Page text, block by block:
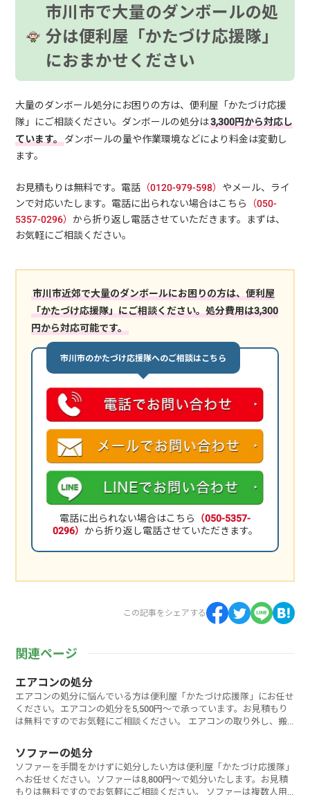
市川市で大量のダンボールの処
分は便利屋「かたづけ応援隊」
におまかせください
大量のダンボール処分にお困りの方は、便利屋「かたづけ応援
隊」にご相談ください。ダンボールの処分は3,300円から対応し
ています。ダンボールの量や作業環境などにより料金は変動し
ます。
お見積もりは無料です。電話 （0120-979-598） やメール、ライ
ンで対応いたします。電話に出られない場合はこちら （050-
5357-0296）から折り返し電話させていただきます。まずは、
お気軽にご相談ください。
市川市近郊で大量のダンボールにお困りの方は、便利屋
「かたづけ応援隊」にご相談ください。処分費用は3,300
円から対応可能です。
市川市のかたづけ応援隊へのご相談はこちら
電話に出られない場合はこちら （050-5357-
0296） から折り返し電話させていただきます。
この記事をシェアする
関連ページ
エアコンの処分
エアコンの処分に悩んでいる方は便利屋「かたづけ応援隊」にお任せ
ください。エアコンの処分を5,500円～で承っています。お見積もり
は無料ですのでお気軽にご相談ください。 エアコンの取り外し、搬
ソファーの処分
ソファーを手間をかけずに処分したい方は便利屋「かたづけ応援隊」
へお任せください。ソファーは8,800円～で処分いたします。お見積
もりは無料ですのでお気軽にご相談ください。 ソファーは複数人用